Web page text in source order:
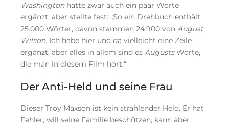
Washingtonhatte zwar auch ein paar Worte
ergänzt, aber stellte fest: „So ein Drehbuch enthält
25.000 Wörter, davon stammen 24.900 von August
Wilson. Ich habe hier und da vielleicht eine Zeile
ergänzt, aber alles in allem sind es AugustsWorte,
die man in diesem Film hört.“
Der Anti-Held und seine Frau
Dieser Troy Maxson ist kein strahlender Held. Er hat
Fehler, will seine Familie beschützen, kann aber